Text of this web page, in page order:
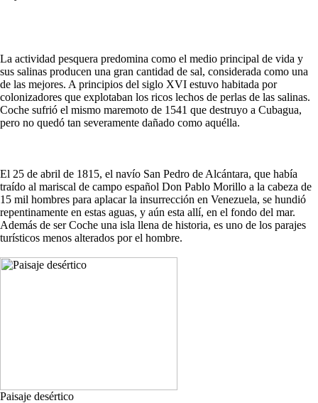
La actividad pesquera predomina como el medio principal de vida y
sus salinas producen una gran cantidad de sal, considerada como una
de las mejores. A principios del siglo XVI estuvo habitada por
colonizadores que explotaban los ricos lechos de perlas de las salinas.
Coche sufrió el mismo maremoto de 1541 que destruyo a Cubagua,
pero no quedó tan severamente dañado como aquélla.
El 25 de abril de 1815, el navío San Pedro de Alcántara, que había
traído al mariscal de campo español Don Pablo Morillo a la cabeza de
15 mil hombres para aplacar la insurrección en Venezuela, se hundió
repentinamente en estas aguas, y aún esta allí, en el fondo del mar.
Además de ser Coche una isla llena de historia, es uno de los parajes
turísticos menos alterados por el hombre.
Paisaje desértico